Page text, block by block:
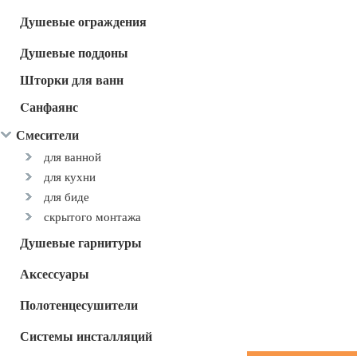
Душевые ограждения
Душевые поддоны
Шторки для ванн
Cанфаянс
Смесители
для ванной
для кухни
для биде
скрытого монтажа
Душевые гарнитуры
Аксессуары
Полотенцесушители
Системы инсталляций